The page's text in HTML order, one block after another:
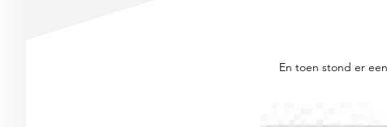
En toen stond er